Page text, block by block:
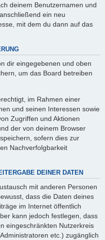
deinem Benutzernamen und
ein neu
mit dem du dann auf das
dir eingegebenen und oben
um das Board betreiben
im Rahmen einer
und seinen Interessen sowie
Zugriffen und Aktionen
der von deinem Browser
sofern dies zur
Nachverfolgbarkeit
DEINER DATEN
mit anderen Personen
dass die Daten deines
im Internet öffentlich
kann jedoch festlegen, dass
eingeschränkten Nutzerkreis
etc.) zugänglich